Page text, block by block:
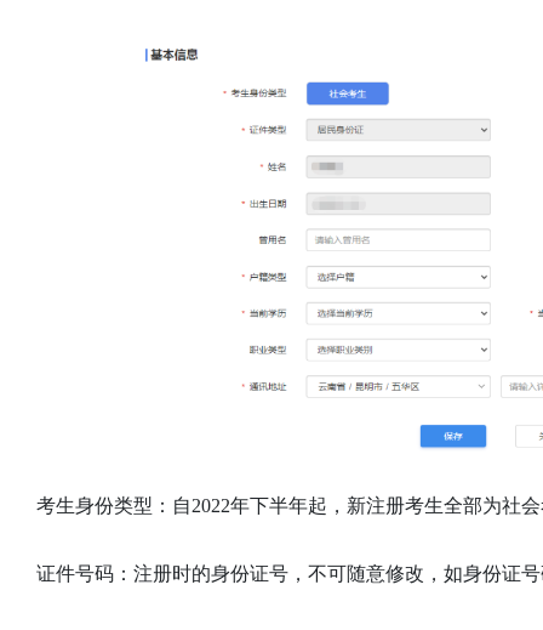
考生身份类型：自2022年下半年起，新注册考生全部为社
证件号码：注册时的身份证号，不可随意修改，如身份证